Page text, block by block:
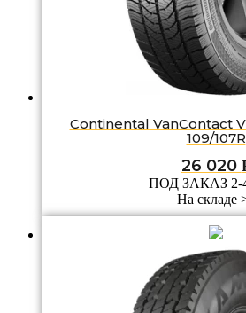
Continental VanContact
109/107R
26 020
ПОД ЗАКАЗ
На складе